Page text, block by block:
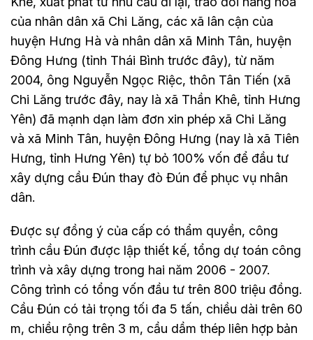
của nhân dân xã Chi Lăng, các xã lân cận của
huyện Hưng Hà và nhân dân xã Minh Tân, huyện
Đông Hưng (tỉnh Thái Bình trước đây), từ năm
2004, ông Nguyễn Ngọc Riệc, thôn Tân Tiến (xã
Chi Lăng trước đây, nay là xã Thần Khê, tỉnh Hưng
Yên) đã mạnh dạn làm đơn xin phép xã Chi Lăng
và xã Minh Tân, huyện Đông Hưng (nay là xã Tiên
Hưng, tỉnh Hưng Yên) tự bỏ 100% vốn để đầu tư
xây dựng cầu Đún thay đò Đún để phục vụ nhân
dân.
Được sự đồng ý của cấp có thẩm quyền, công
trình cầu Đún được lập thiết kế, tổng dự toán công
trình và xây dựng trong hai năm 2006 - 2007.
Công trình có tổng vốn đầu tư trên 800 triệu đồng.
Cầu Đún có tải trọng tối đa 5 tấn, chiều dài trên 60
m, chiều rộng trên 3 m, cầu dầm thép liên hợp bản